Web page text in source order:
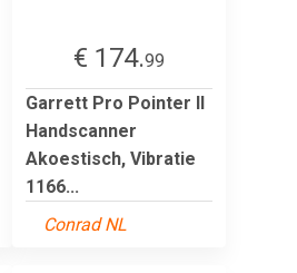
€ 174.99
Garrett Pro Pointer II
Handscanner
Akoestisch, Vibratie
1166...
Conrad NL